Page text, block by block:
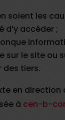
les
d’y accéder ;
le site ou
des tiers.
en
à cen-b-